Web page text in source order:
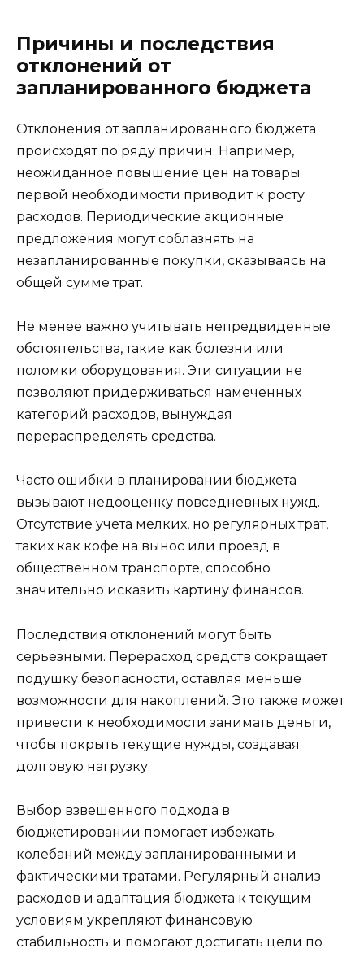
Причины и последствия
отклонений от
запланированного бюджета
Отклонения от запланированного бюджета
происходят по ряду причин. Например,
неожиданное повышение цен на товары
первой необходимости приводит к росту
расходов. Периодические акционные
предложения могут соблазнять на
незапланированные покупки, сказываясь на
общей сумме трат.
Не менее важно учитывать непредвиденные
обстоятельства, такие как болезни или
поломки оборудования. Эти ситуации не
позволяют придерживаться намеченных
категорий расходов, вынуждая
перераспределять средства.
Часто ошибки в планировании бюджета
вызывают недооценку повседневных нужд.
Отсутствие учета мелких, но регулярных трат,
таких как кофе на вынос или проезд в
общественном транспорте, способно
значительно исказить картину финансов.
Последствия отклонений могут быть
серьезными. Перерасход средств сокращает
подушку безопасности, оставляя меньше
возможности для накоплений. Это также может
привести к необходимости занимать деньги,
чтобы покрыть текущие нужды, создавая
долговую нагрузку.
Выбор взвешенного подхода в
бюджетировании помогает избежать
колебаний между запланированными и
фактическими тратами. Регулярный анализ
расходов и адаптация бюджета к текущим
условиям укрепляют финансовую
стабильность и помогают достигать цели по